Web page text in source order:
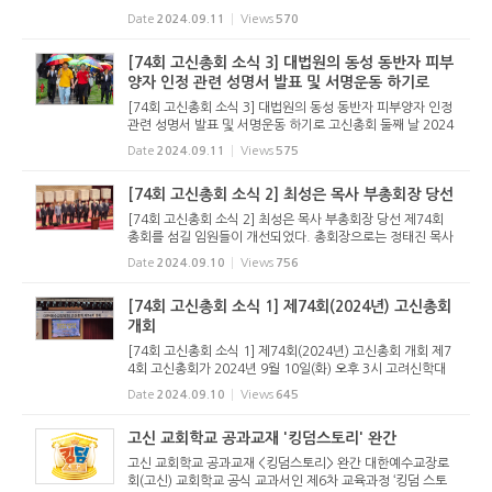
의 보고서 채택이 있었다. 기후환경위원회는 지난 한해 동안 3
차례의 간담회와 2차례의 토론회를 거쳐 2024년 5월 9일에
Date 2024.09.11 Views 570
[74회 고신총회 소식 3] 대법원의 동성 동반자 피부
양자 인정 관련 성명서 발표 및 서명운동 하기로
[74회 고신총회 소식 3] 대법원의 동성 동반자 피부양자 인정
관련 성명서 발표 및 서명운동 하기로 고신총회 둘째 날 2024
년 9월 11일(수) 오후에는 대사회관계위원회가 청원한 성명서
를 채택하고 서명운동하기로 결의했다. 대사회관계위원회는
Date 2024.09.11 Views 575
[74회 고신총회 소식 2] 최성은 목사 부총회장 당선
[74회 고신총회 소식 2] 최성은 목사 부총회장 당선 제74회
총회를 섬길 임원들이 개선되었다. 총회장으로는 정태진 목사
(경남진주노회 진주성광교회)가 당선되었으며, 2명이 출마해
경합을 벌인 목사 부총회장에는 최성은 목사가 당선되었다. 최
Date 2024.09.10 Views 756
[74회 고신총회 소식 1] 제74회(2024년) 고신총회
개회
[74회 고신총회 소식 1] 제74회(2024년) 고신총회 개회 제7
4회 고신총회가 2024년 9월 10일(화) 오후 3시 고려신학대
학원 대강당에서 개회했다. 총회는 본격적인 회무에 앞서 개회
에배를 드렸다. 총회장 김홍석 목사가 예배 인도를 했으며, 부
Date 2024.09.10 Views 645
고신 교회학교 공과교재 '킹덤스토리' 완간
고신 교회학교 공과교재 <킹덤스토리> 완간 대한예수교장로
회(고신) 교회학교 공식 교과서인 제6차 교육과정 ‘킹덤 스토